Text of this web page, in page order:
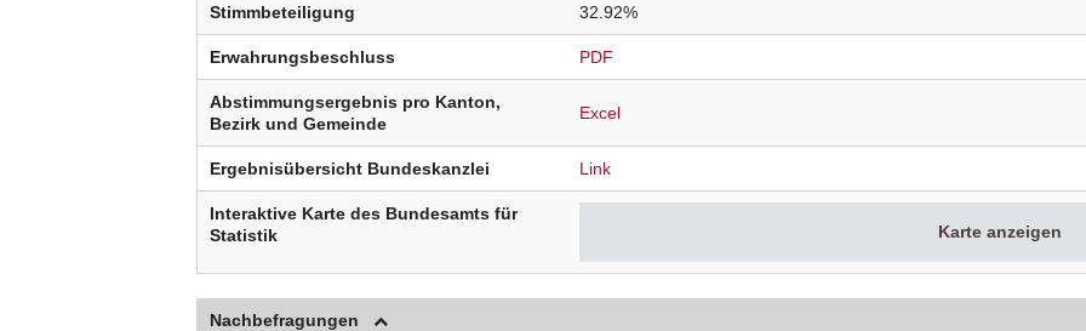
Stimmbeteiligung 32.92%
Erwahrungsbeschluss PDF
Abstimmungsergebnis pro Kanton,
Bezirk und Gemeinde
Excel
Ergebnisübersicht Bundeskanzlei Link
Interaktive Karte des Bundesamts für
Statistik
Karte anzeigen
Nachbefragungen